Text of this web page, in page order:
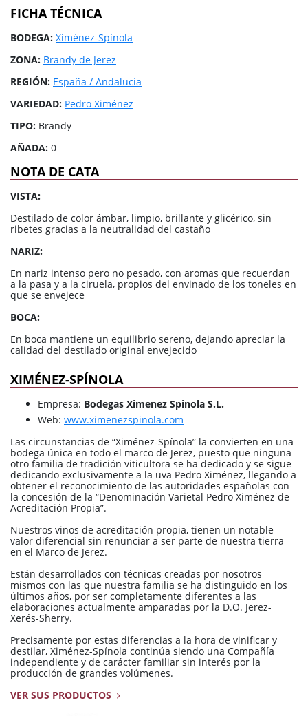
FICHA TÉCNICA
BODEGA: Ximénez-Spínola
ZONA: Brandy de Jerez
REGIÓN: España / Andalucía
VARIEDAD: Pedro Ximénez
TIPO: Brandy
AÑADA: 0
NOTA DE CATA
VISTA:
Destilado de color ámbar, limpio, brillante y glicérico, sin
ribetes gracias a la neutralidad del castaño
NARIZ:
En nariz intenso pero no pesado, con aromas que recuerdan
a la pasa y a la ciruela, propios del envinado de los toneles en
que se envejece
BOCA:
En boca mantiene un equilibrio sereno, dejando apreciar la
calidad del destilado original envejecido
XIMÉNEZ-SPÍNOLA
Empresa: Bodegas Ximenez Spinola S.L.
Web: www.ximenezspinola.com
Las circunstancias de “Ximénez-Spínola” la convierten en una
bodega única en todo el marco de Jerez, puesto que ninguna
otro familia de tradición viticultora se ha dedicado y se sigue
dedicando exclusivamente a la uva Pedro Ximénez, llegando a
obtener el reconocimiento de las autoridades españolas con
la concesión de la “Denominación Varietal Pedro Ximénez de
Acreditación Propia”.
Nuestros vinos de acreditación propia, tienen un notable
valor diferencial sin renunciar a ser parte de nuestra tierra
en el Marco de Jerez.
Están desarrollados con técnicas creadas por nosotros
mismos con las que nuestra familia se ha distinguido en los
últimos años, por ser completamente diferentes a las
elaboraciones actualmente amparadas por la D.O. Jerez-
Xerés-Sherry.
Precisamente por estas diferencias a la hora de vinificar y
destilar, Ximénez-Spínola continúa siendo una Compañía
independiente y de carácter familiar sin interés por la
producción de grandes volúmenes.
VER SUS PRODUCTOS